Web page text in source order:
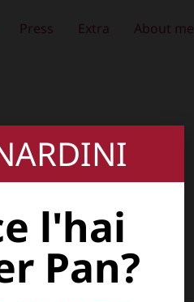
Press Extra About me
l'hai
Pan?